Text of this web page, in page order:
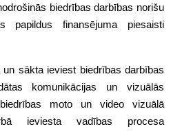
biedrības darbības norišu
papildus finansējuma piesaisti
un sākta ieviest biedrības darbības
komunikācijas un vizuālās
moto un video vizuālā
ieviesta vadības procesa